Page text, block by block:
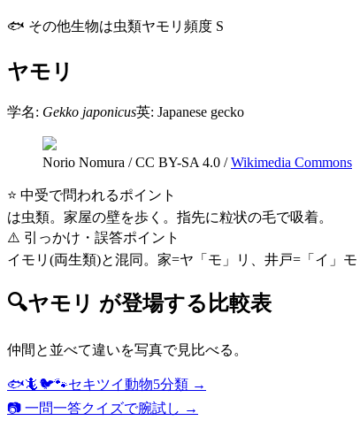
🐟 その他生物は虫類ヤモリ 頻度 S
ヤモリ
学名: Gekko japonicus英: Japanese gecko
Norio Nomura /CC BY-SA 4.0 / Wikimedia Commons
⭐ 中受で問われるポイント
は虫類。家屋の壁を歩く。指先に粒状の毛で吸着。
⚠️ 引っかけ・誤答ポイント
イモリ(両生類)と混同。家=ヤ「モ」リ、井戸=「イ」モ
🔍ヤモリ が登場する比較表
仲間と並べて違いを写真で見比べる。
🐟🦎🐦🐾セキツイ動物5分類 →
📷 一問一答クイズで腕試し →